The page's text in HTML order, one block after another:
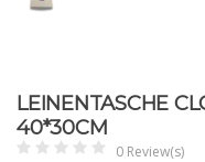
LEINENTASCHE
40*30CM
0 Review(s)